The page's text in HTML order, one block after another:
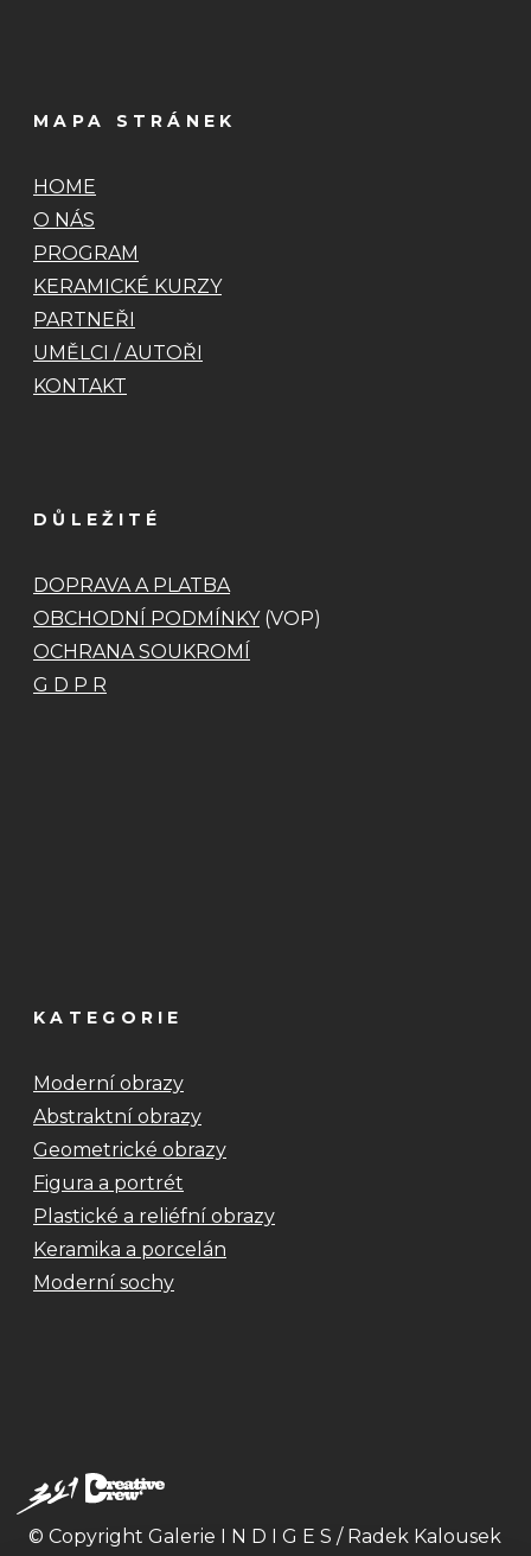
MAPA STRÁNEK
HOME
O NÁS
PROGRAM
KERAMICKÉ KURZY
PARTNEŘI
UMĚLCI / AUTOŘI
KONTAKT
DŮLEŽITÉ
DOPRAVA A PLATBA
OBCHODNÍ PODMÍNKY(VOP)
OCHRANA SOUKROMÍ
G D P R
KATEGORIE
Moderní obrazy
Abstraktní obrazy
Geometrické obrazy
Figura a portrét
Plastické a reliéfní obrazy
Keramika a porcelán
Moderní sochy
© Copyright Galerie I N D I G E S / Radek Kalousek